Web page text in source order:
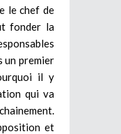
le chef de
fonder la
un premier
il y
qui va
et